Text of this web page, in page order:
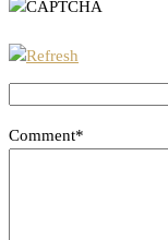
Comment*